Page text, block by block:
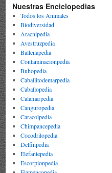
Nuestras Enciclopedias
Todos los Animales
Biodiversidad
Aracnipedia
Avestruzpedia
Ballenapedia
Contaminacionpedia
Buhopedia
Caballitodemarpedia
Caballopedia
Calamarpedia
Canguropedia
Caracolpedia
Chimpancepedia
Cocodrilopedia
Delfinpedia
Elefantepedia
Escorpionpedia